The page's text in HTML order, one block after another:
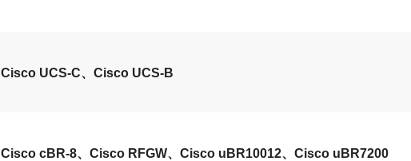
Cisco UCS-C、Cisco UCS-B
Cisco cBR-8、Cisco RFGW、Cisco uBR10012、Cisco uBR7200